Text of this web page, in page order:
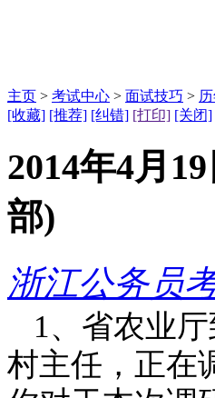
主页 > 考试中心 > 面试技巧 >
[收藏] [推荐] [纠错] [打印] [关闭]
2014年4月
部)
浙江公务员
1、省农业
村主任，正在